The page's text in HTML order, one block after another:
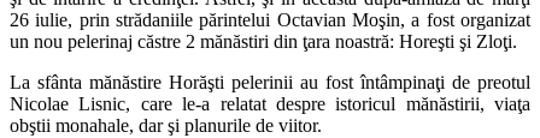
26 iulie, prin strădaniile părintelui Octavian Moşin, a fost organizat
un nou pelerinaj căstre 2 mănăstiri din ţara noastră: Horeşti şi Zloţi.
La sfânta mănăstire Horăşti pelerinii au fost întâmpinaţi de preotul
Nicolae Lisnic, care le-a relatat despre istoricul mănăstirii, viaţa
obştii monahale, dar şi planurile de viitor.